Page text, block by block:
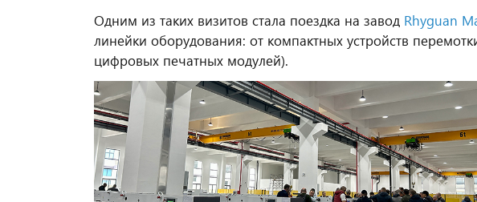
Одним из таких визитов стала поездка на завод Rhyguan
линейки оборудования: от компактных устройств
цифровых печатных модулей).